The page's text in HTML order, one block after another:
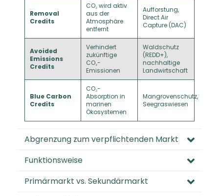
Removal
Credits
CO₂ wird aktiv
aus der
Atmosphäre
entfernt
Aufforstung,
Direct Air
Capture (DAC)
Avoided
Emissions
Credits
Verhindert
zukünftige
CO₂-
Emissionen
Waldschutz
(REDD+),
nachhaltige
Landwirtschaft
Blue Carbon
Credits
CO₂-
Absorption in
marinen
Ökosystemen
Mangrovenschutz,
Seegraswiesen
Abgrenzung zum verpflichtenden Markt
Funktionsweise
Primärmarkt vs. Sekundärmarkt